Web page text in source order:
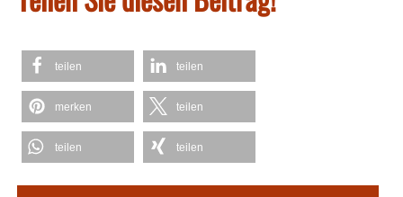
teilen teilen
merken teilen
teilen teilen